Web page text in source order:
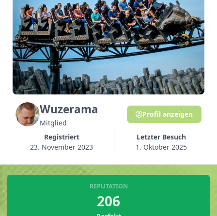
Wuzerama
Mitglied
Registriert
23. November 2023
Letzter Besuch
1. Oktober 2025
Profil anzeigen
REPUTATION
206